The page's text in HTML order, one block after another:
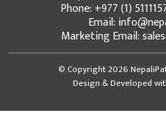
Phone: +977 (1)
Email:
Marketing Email:
© Copyright 2026
Design & Developed